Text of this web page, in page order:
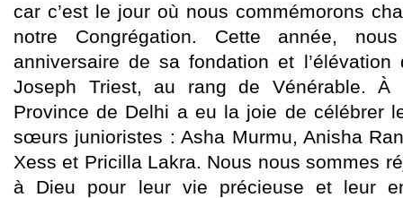
car c’est le jour où nous commémorons
notre Congrégation. Cette année,
anniversaire de sa fondation et l’élévation
Joseph Triest, au rang de Vénérable. À
Province de Delhi a eu la joie de célébrer
sœurs junioristes : Asha Murmu, Anisha
Xess et Pricilla Lakra. Nous nous sommes
à Dieu pour leur vie précieuse et leur